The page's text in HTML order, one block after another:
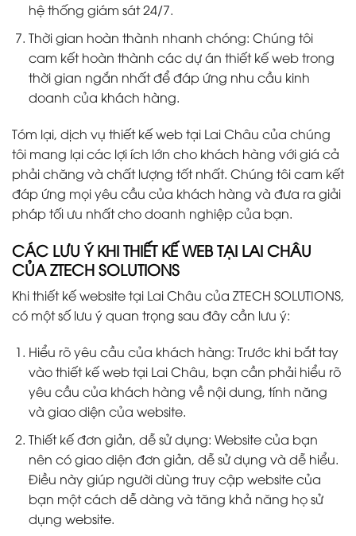
hệ thống giám sát 24/7.
Thời gian hoàn thành nhanh chóng: Chúng tôi
cam kết hoàn thành các dự án thiết kế web trong
thời gian ngắn nhất để đáp ứng nhu cầu kinh
doanh của khách hàng.
Tóm lại, dịch vụ thiết kế web tại Lai Châu của chúng
tôi mang lại các lợi ích lớn cho khách hàng với giá cả
phải chăng và chất lượng tốt nhất. Chúng tôi cam kết
đáp ứng mọi yêu cầu của khách hàng và đưa ra giải
pháp tối ưu nhất cho doanh nghiệp của bạn.
CÁC LƯU Ý KHI THIẾT KẾ WEB TẠI LAI CHÂU
CỦA ZTECH SOLUTIONS
Khi thiết kế website tại Lai Châu của ZTECH SOLUTIONS,
có một số lưu ý quan trọng sau đây cần lưu ý:
Hiểu rõ yêu cầu của khách hàng: Trước khi bắt tay
vào thiết kế web tại Lai Châu, bạn cần phải hiểu rõ
yêu cầu của khách hàng về nội dung, tính năng
và giao diện của website.
Thiết kế đơn giản, dễ sử dụng: Website của bạn
nên có giao diện đơn giản, dễ sử dụng và dễ hiểu.
Điều này giúp người dùng truy cập website của
bạn một cách dễ dàng và tăng khả năng họ sử
dụng website.